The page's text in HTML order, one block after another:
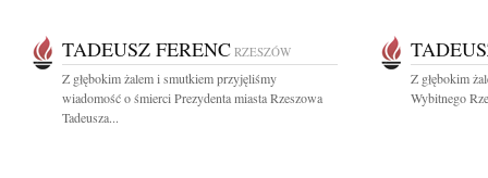
TADEUSZ FERENC RZESZÓW
Z głębokim żalem i smutkiem przyjęliśmy
wiadomość o śmierci Prezydenta miasta Rzeszowa
Tadeusza...
Z głębokim
Wybitnego